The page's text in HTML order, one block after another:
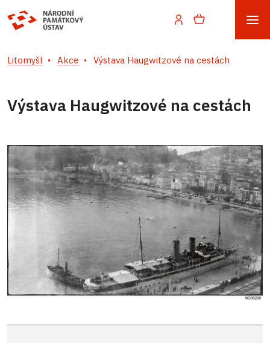
Litomyšl Akce Výstava Haugwitzové na cestách
Výstava Haugwitzové na cestách